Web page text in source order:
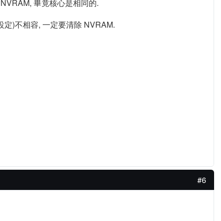
畢竟核心是相同的.
)不相容, 一定要清除 NVRAM.
#6